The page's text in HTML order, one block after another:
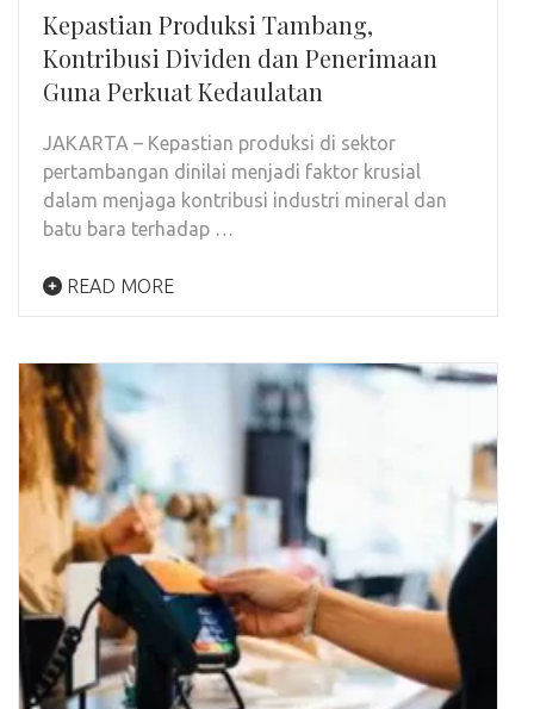
Kepastian Produksi Tambang,
Kontribusi Dividen dan Penerimaan
Guna Perkuat Kedaulatan
JAKARTA – Kepastian produksi di sektor
pertambangan dinilai menjadi faktor krusial
dalam menjaga kontribusi industri mineral dan
batu bara terhadap …
READ MORE